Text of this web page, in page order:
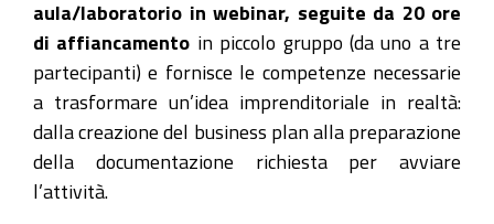
aula/laboratorio in webinar, seguite da 20 ore
di affiancamento in piccolo gruppo (da uno a tre
partecipanti) e fornisce le competenze necessarie
a trasformare un’idea imprenditoriale in realtà:
dalla creazione del business plan alla preparazione
della documentazione richiesta per avviare
l’attività.